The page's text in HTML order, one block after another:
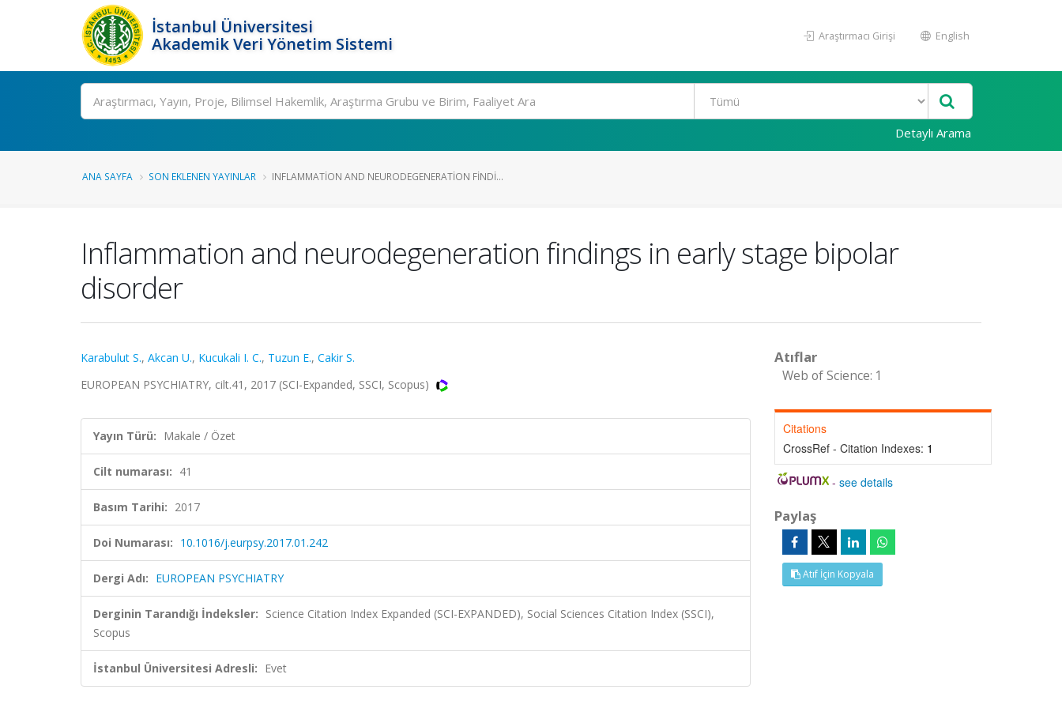
İstanbul Üniversitesi
Akademik Veri Yönetim Sistemi
Araştırmacı Girişi English
Ara
Detaylı Arama
ANA SAYFA SON EKLENEN YAYINLAR INFLAMMATION AND NEURODEGENERATION FINDI...
Inflammation and neurodegeneration findings in early stage bipolar
disorder
Karabulut S., Akcan U., Kucukali I. C., Tuzun E., Cakir S.
EUROPEAN PSYCHIATRY, cilt.41, 2017 (SCI-Expanded, SSCI, Scopus)
Yayın Türü: Makale / Özet
Cilt numarası: 41
Basım Tarihi: 2017
Doi Numarası: 10.1016/j.eurpsy.2017.01.242
Dergi Adı: EUROPEAN PSYCHIATRY
Derginin Tarandığı İndeksler: Science Citation Index Expanded (SCI-EXPANDED), Social Sciences Citation Index (SSCI),
Scopus
İstanbul Üniversitesi Adresli: Evet
Atıflar
Web of Science: 1
Citations
CrossRef - Citation Indexes: 1
-see details
Paylaş
Atıf İçin Kopyala